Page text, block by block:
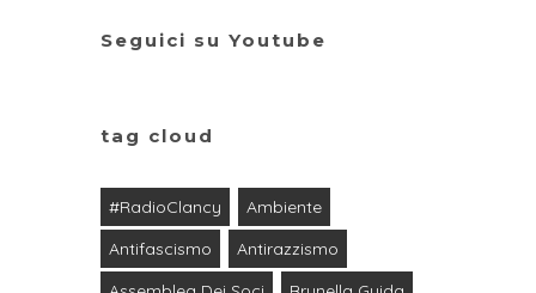
Seguici su Youtube
tag cloud
#RadioClancy
Ambiente
Antifascismo
Antirazzismo